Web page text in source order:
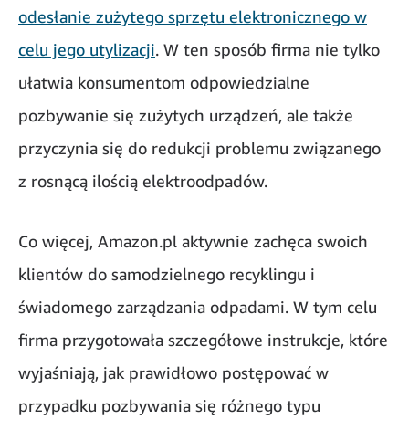
odesłanie zużytego sprzętu elektronicznego w
celu jego utylizacji. W ten sposób firma nie tylko
ułatwia konsumentom odpowiedzialne
pozbywanie się zużytych urządzeń, ale także
przyczynia się do redukcji problemu związanego
z rosnącą ilością elektroodpadów.
Co więcej, Amazon.pl aktywnie zachęca swoich
klientów do samodzielnego recyklingu i
świadomego zarządzania odpadami. W tym celu
firma przygotowała szczegółowe instrukcje, które
wyjaśniają, jak prawidłowo postępować w
przypadku pozbywania się różnego typu